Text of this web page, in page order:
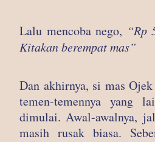
Lalu mencoba nego, “Rp
Kitakan berempat mas”
Dan akhirnya, si mas
temen-temennya yang
dimulai. Awal-awalnya,
masih rusak biasa.